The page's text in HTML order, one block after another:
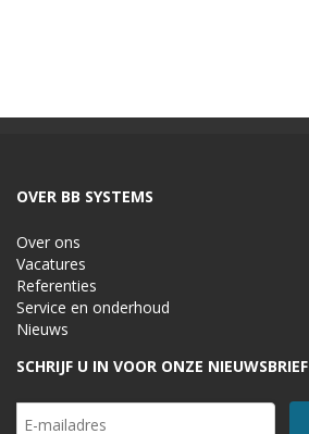
OVER BB SYSTEMS
Over ons
Vacatures
Referenties
Service en onderhoud
Nieuws
SCHRIJF U IN VOOR ONZE NIEUWSBRIEF